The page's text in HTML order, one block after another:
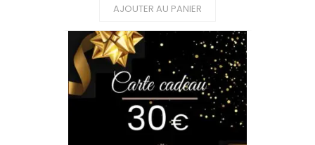
AJOUTER AU PANIER